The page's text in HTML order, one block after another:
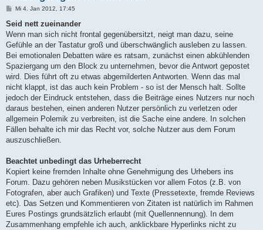
B
i
r
a
Mi 4. Jan 2012, 17:45
Seid nett zueinander
Wenn man sich nicht frontal gegenübersitzt, neigt man dazu, seine
Gefühle an der Tastatur groß und überschwänglich ausleben zu lassen.
Bei emotionalen Debatten wäre es ratsam, zunächst einen abkühlenden
Spaziergang um den Block zu unternehmen, bevor die Antwort gepostet
wird. Dies führt oft zu etwas abgemilderten Antworten. Wenn das mal
nicht klappt, ist das auch kein Problem - so ist der Mensch halt. Sollte
jedoch der Eindruck entstehen, dass die Beiträge eines Nutzers nur noch
daraus bestehen, einen anderen Nutzer persönlich zu verletzen oder
allgemein Polemik zu verbreiten, ist die Sache eine andere. In solchen
Fällen behalte ich mir das Recht vor, solche Nutzer aus dem Forum
auszuschließen.
Beachtet unbedingt das Urheberrecht
Kopiert keine fremden Inhalte ohne Genehmigung des Urhebers ins
Forum. Dazu gehören neben Musikstücken vor allem Fotos (z.B. von
Fotografen, aber auch Grafiken) und Texte (Pressetexte, fremde Reviews
etc). Das Setzen und Kommentieren von Zitaten ist natürlich im Rahmen
Eures Postings grundsätzlich erlaubt (mit Quellennennung). In dem
Zusammenhang empfehle ich auch, anklickbare Hyperlinks nicht zu